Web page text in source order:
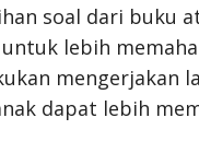
soal dari buku
lebih
mengerjakan
dapat lebih